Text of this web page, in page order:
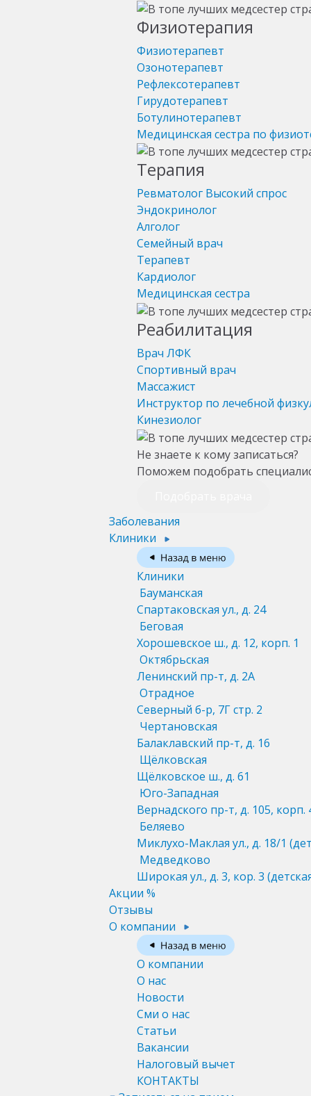
Физиотерапия
Физиотерапевт
Озонотерапевт
Рефлексотерапевт
Гирудотерапевт
Ботулинотерапевт
Медицинская сестра по
Терапия
Ревматолог Высокий спрос
Эндокринолог
Алголог
Семейный врач
Терапевт
Кардиолог
Медицинская сестра
Реабилитация
Врач ЛФК
Спортивный врач
Массажист
Инструктор по лечебной
Кинезиолог
Не знаете к кому записаться?
Поможем подобрать
Заболевания
Клиники
Клиники
Бауманская
Спартаковская ул., д. 24
Беговая
Хорошевское ш., д. 12, корп. 1
Октябрьская
Ленинский пр-т, д. 2А
Отрадное
Северный б-р, 7Г стр. 2
Чертановская
Балаклавский пр-т, д. 16
Щёлковская
Щёлковское ш., д. 61
Юго-Западная
Вернадского пр-т, д. 105, корп.
Беляево
Миклухо-Маклая ул., д. 18/1
Медведково
Широкая ул., д. 3, кор. 3
Акции %
Отзывы
О компании
О компании
О нас
Новости
Сми о нас
Статьи
Вакансии
Налоговый вычет
КОНТАКТЫ